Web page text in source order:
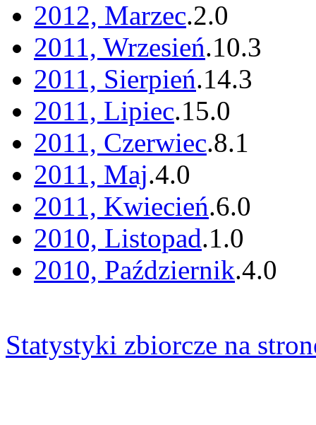
2012, Marzec.2.0
2011, Wrzesień.10.3
2011, Sierpień.14.3
2011, Lipiec.15.0
2011, Czerwiec.8.1
2011, Maj.4.0
2011, Kwiecień.6.0
2010, Listopad.1.0
2010, Październik.4.0
Statystyki zbiorcze na